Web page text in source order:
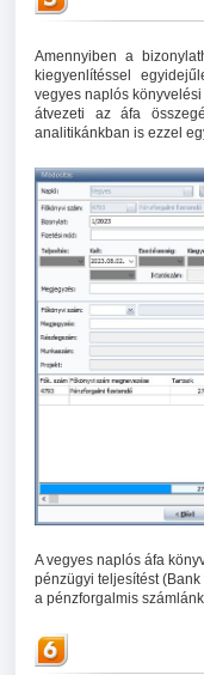
Amennyiben a
kiegyenlítéssel
vegyes naplós
átvezeti az áfa
analitikánkban is ezzel
A vegyes naplós áfa
pénzügyi teljesítést
a pénzforgalmis